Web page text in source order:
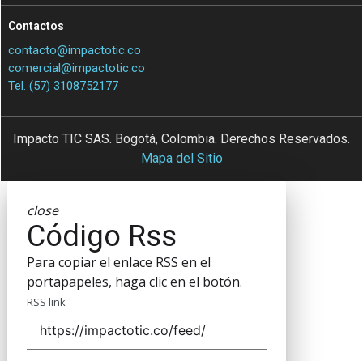
Contactos
contacto@impactotic.co
comercial@impactotic.co
Tel. (57) 3108752177
Impacto TIC SAS. Bogotá, Colombia. Derechos Reservados.
Mapa del Sitio
close
Código Rss
Para copiar el enlace RSS en el
portapapeles, haga clic en el botón.
RSS link